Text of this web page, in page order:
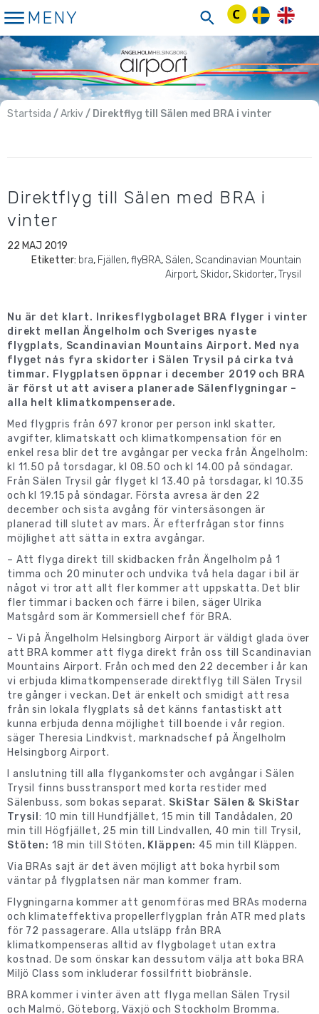
till
innehåll
MENY
Startsida /Arkiv/ Direktflyg till Sälen med BRA i vinter
Direktflyg till Sälen med BRA i
vinter
22 MAJ 2019
Etiketter: bra, Fjällen,flyBRA,Sälen,Scandinavian Mountain
Airport,Skidor,Skidorter,Trysil
Nu är det klart. Inrikesflygbolaget BRA flyger i vinter
direkt mellan Ängelholm och Sveriges nyaste
flygplats, Scandinavian Mountains Airport. Med nya
flyget nås fyra skidorter i Sälen Trysil på cirka två
timmar. Flygplatsen öppnar i december 2019 och BRA
är först ut att avisera planerade Sälenflygningar –
alla helt klimatkompenserade.
Med flygpris från 697 kronor per person inkl skatter,
avgifter, klimatskatt och klimatkompensation för en
enkel resa blir det tre avgångar per vecka från Ängelholm:
kl 11.50 på torsdagar, kl 08.50 och kl 14.00 på söndagar.
Från Sälen Trysil går flyget kl 13.40 på torsdagar, kl 10.35
och kl 19.15 på söndagar. Första avresa är den 22
december och sista avgång för vintersäsongen är
planerad till slutet av mars. Är efterfrågan stor finns
möjlighet att sätta in extra avgångar.
– Att flyga direkt till skidbacken från Ängelholm på 1
timma och 20 minuter och undvika två hela dagar i bil är
något vi tror att allt fler kommer att uppskatta. Det blir
fler timmar i backen och färre i bilen, säger Ulrika
Matsgård som är Kommersiell chef för BRA.
– Vi på Ängelholm Helsingborg Airport är väldigt glada över
att BRA kommer att flyga direkt från oss till Scandinavian
Mountains Airport. Från och med den 22 december i år kan
vi erbjuda klimatkompenserade direktflyg till Sälen Trysil
tre gånger i veckan. Det är enkelt och smidigt att resa
från sin lokala flygplats så det känns fantastiskt att
kunna erbjuda denna möjlighet till boende i vår region.
säger Theresia Lindkvist, marknadschef på Ängelholm
Helsingborg Airport.
I anslutning till alla flygankomster och avgångar i Sälen
Trysil finns busstransport med korta restider med
Sälenbuss, som bokas separat. SkiStar Sälen & SkiStar
Trysil: 10 min till Hundfjället, 15 min till Tandådalen, 20
min till Högfjället, 25 min till Lindvallen, 40 min till Trysil,
Stöten: 18 min till Stöten, Kläppen: 45 min till Kläppen.
Via BRAs sajt är det även möjligt att boka hyrbil som
väntar på flygplatsen när man kommer fram.
Flygningarna kommer att genomföras med BRAs moderna
och klimateffektiva propellerflygplan från ATR med plats
för 72 passagerare. Alla utsläpp från BRA
klimatkompenseras alltid av flygbolaget utan extra
kostnad. De som önskar kan dessutom välja att boka BRA
Miljö Class som inkluderar fossilfritt biobränsle.
BRA kommer i vinter även att flyga mellan Sälen Trysil
och Malmö, Göteborg, Växjö och Stockholm Bromma.